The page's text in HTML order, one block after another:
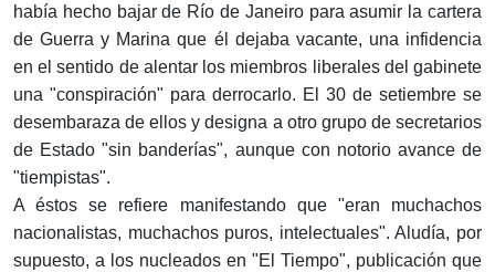
había hecho bajar de Río de Janeiro para asumir la cartera
de Guerra y Marina que él dejaba vacante, una infidencia
en el sentido de alentar los miembros liberales del gabinete
una "conspiración" para derrocarlo. El 30 de setiembre se
desembaraza de ellos y designa a otro grupo de secretarios
de Estado "sin banderías", aunque con notorio avance de
"tiempistas".
A éstos se refiere manifestando que "eran muchachos
nacionalistas, muchachos puros, intelectuales". Aludía, por
supuesto, a los nucleados en "El Tiempo", publicación que